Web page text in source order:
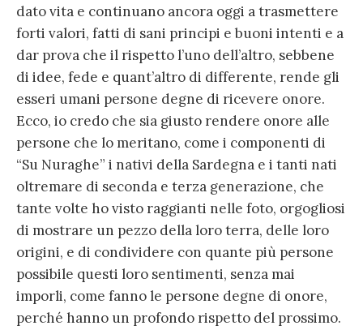
dato vita e continuano ancora oggi a trasmettere
forti valori, fatti di sani principi e buoni intenti e a
dar prova che il rispetto l’uno dell’altro, sebbene
di idee, fede e quant’altro di differente, rende gli
esseri umani persone degne di ricevere onore.
Ecco, io credo che sia giusto rendere onore alle
persone che lo meritano, come i componenti di
“Su Nuraghe” i nativi della Sardegna e i tanti nati
oltremare di seconda e terza generazione, che
tante volte ho visto raggianti nelle foto, orgogliosi
di mostrare un pezzo della loro terra, delle loro
origini, e di condividere con quante più persone
possibile questi loro sentimenti, senza mai
imporli, come fanno le persone degne di onore,
perché hanno un profondo rispetto del prossimo.